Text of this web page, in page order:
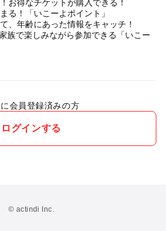
族で楽しみながら参加できる「いこー
会員登録済みの方
ログインする
© actindi Inc.